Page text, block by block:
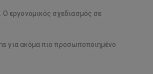
εργονομικός σχεδιασμός σε
για ακόμα πιο προσωποποιημένο